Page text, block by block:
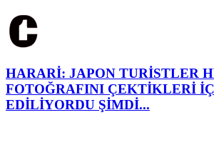
HARARİ: JAPON TURİSTLER
FOTOĞRAFINI ÇEKTİKLERİ
EDİLİYORDU ŞİMDİ...